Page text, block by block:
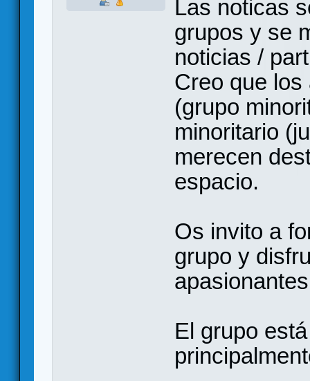
Las noticas
grupos y se
noticias /
Creo que
(grupo
minoritario
merecen
espacio.
Os invito a
grupo y
El grupo